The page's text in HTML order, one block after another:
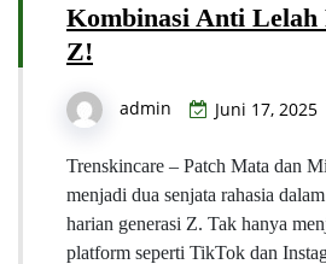
Kombinasi Anti Lelah
Z!
admin Juni 17, 2025
Trenskincare – Patch Mata dan
menjadi dua senjata rahasia
harian generasi Z. Tak hanya
platform seperti TikTok dan